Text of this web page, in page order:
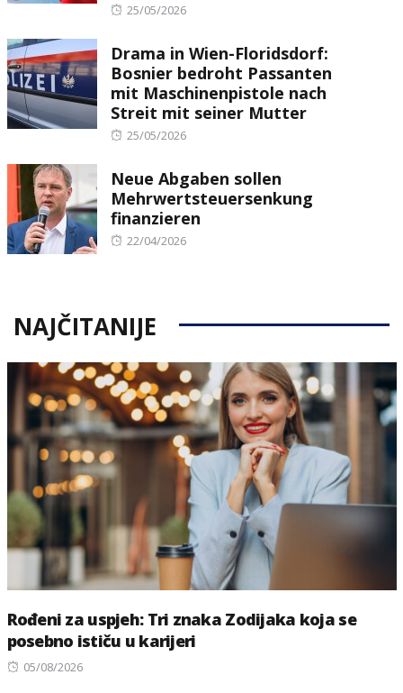
Posted
25/05/2026
Drama in Wien-Floridsdorf:
Bosnier bedroht Passanten
mit Maschinenpistole nach
Streit mit seiner Mutter
Posted
25/05/2026
Neue Abgaben sollen
Mehrwertsteuersenkung
finanzieren
Posted
22/04/2026
NAJČITANIJE
Rođeni za uspjeh: Tri znaka Zodijaka koja se
posebno ističu u karijeri
Posted
05/08/2026